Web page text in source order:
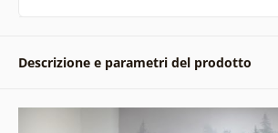
Descrizione e parametri del prodotto